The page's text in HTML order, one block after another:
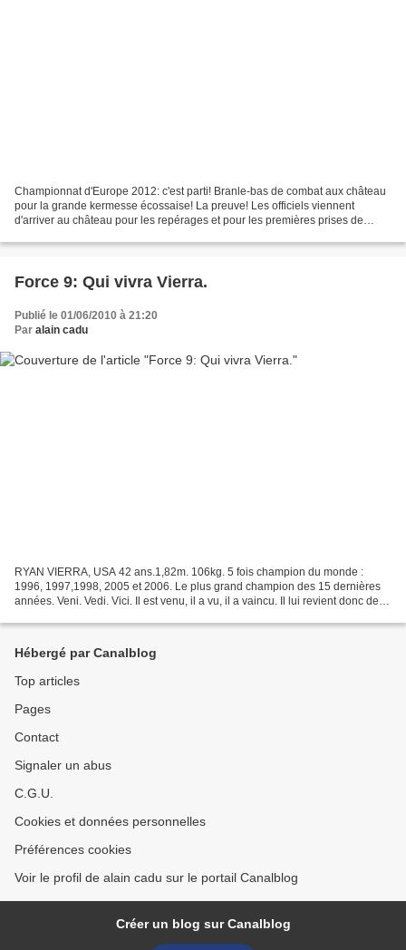
Championnat d'Europe 2012: c'est parti! Branle-bas de combat aux château
pour la grande kermesse écossaise! La preuve! Les officiels viennent
d'arriver au château pour les repérages et pour les premières prises de
Force 9: Qui vivra Vierra.
Publié le 01/06/2010 à 21:20
Par alain cadu
RYAN VIERRA, USA 42 ans.1,82m. 106kg. 5 fois champion du monde :
1996, 1997,1998, 2005 et 2006. Le plus grand champion des 15 dernières
années. Veni. Vedi. Vici. Il est venu, il a vu, il a vaincu. Il lui revient donc de
Hébergé par Canalblog
Top articles
Pages
Contact
Signaler un abus
C.G.U.
Cookies et données personnelles
Préférences cookies
Voir le profil de alain cadu sur le portail Canalblog
Créer un blog sur Canalblog